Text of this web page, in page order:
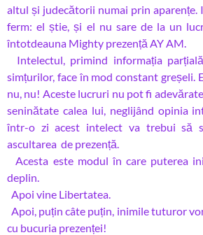
altul și judecătorii numai prin aparențe.
ferm: el știe, și el nu sare de la un
întotdeauna Mighty prezență AY AM.
Intelectul, primind informația
simțurilor, face în mod constant greșeli.
nu, nu! Aceste lucruri nu pot fi
seninătate calea lui, neglijând opinia
într-o zi acest intelect va trebui să
ascultarea de prezență.
Acesta este modul în care puterea
deplin.
Apoi vine Libertatea.
Apoi, puțin câte puțin, inimile tuturor
cu bucuria prezenței!